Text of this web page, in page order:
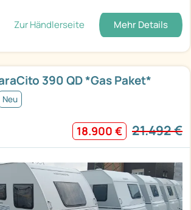
Zur Händlerseite Mehr Details
390 QD *Gas Paket*
Neu
18.900 € 21.492 €